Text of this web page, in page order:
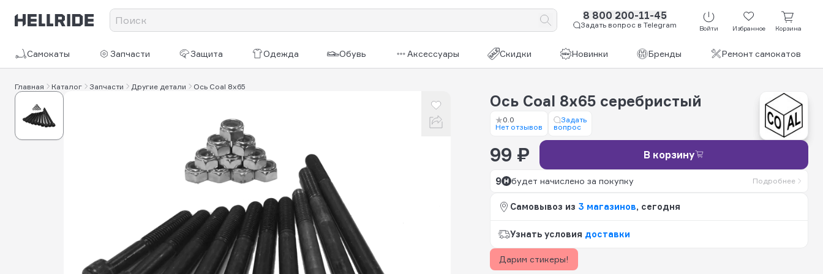
8 800 200-11-45
Задать вопрос в Telegram Войти Избранное Корзина
Самокаты Запчасти Защита Одежда Обувь Аксессуары Скидки Новинки Бренды Ремонт самокатов
Главная Каталог Запчасти Другие детали Ось Coal 8х65
Ось Coal 8х65 серебристый
0.0
Нет отзывов
Задать
вопрос
99 ₽ В корзину
9 будет начислено за покупку Подробнее
Самовывоз из 3 магазинов, сегодня
Узнать условия доставки
Дарим стикеры!